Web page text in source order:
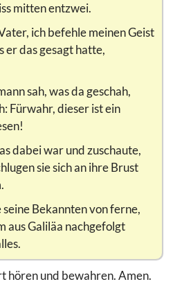
mitten entzwei.
ich befehle meinen Geist
er das gesagt hatte,
sah, was da geschah,
Fürwahr, dieser ist ein
dabei war und zuschaute,
sie sich an ihre Brust
Bekannten von ferne,
aus Galiläa nachgefolgt
hören und bewahren. Amen.